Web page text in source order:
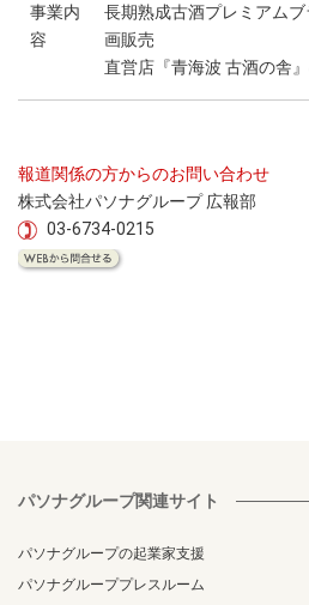
事業内
容
長期熟成古酒プレミアム
画販売
直営店『青海波 古酒の舎
報道関係の方からのお問い合わせ
株式会社パソナグループ 広報部
03-6734-0215
パソナグループ関連サイト
パソナグループの起業家支援
パソナグループプレスルーム